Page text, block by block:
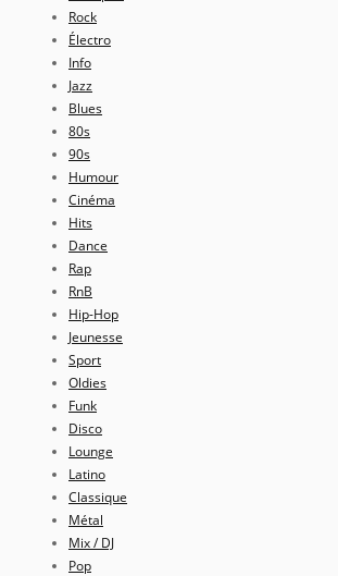
Rock
Électro
Info
Jazz
Blues
80s
90s
Humour
Cinéma
Hits
Dance
Rap
RnB
Hip-Hop
Jeunesse
Sport
Oldies
Funk
Disco
Lounge
Latino
Classique
Métal
Mix / DJ
Pop